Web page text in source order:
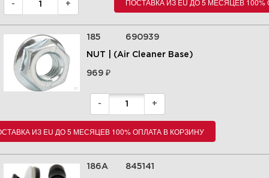
7 Органы управления 295442-
0113-E9
- +
185 690939
NUT | (Air Cleaner Base)
969₽
- +
ИЗ EU ДО 5 МЕСЯЦЕВ 100% ОПЛАТА В КОРЗИНУ
186A 845141